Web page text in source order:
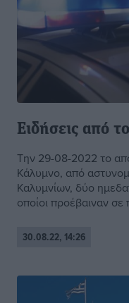
Ειδήσεις από
Την 29-08-2022 το
Κάλυμνο, από
Καλυμνίων, δύο
οποίοι προέβαιναν
30.08.22, 14:26